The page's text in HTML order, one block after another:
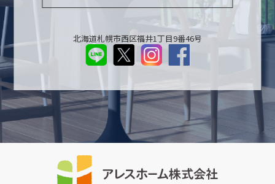
北海道札幌市西区福井1丁目9番46号